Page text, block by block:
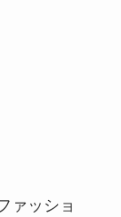
ァッショ